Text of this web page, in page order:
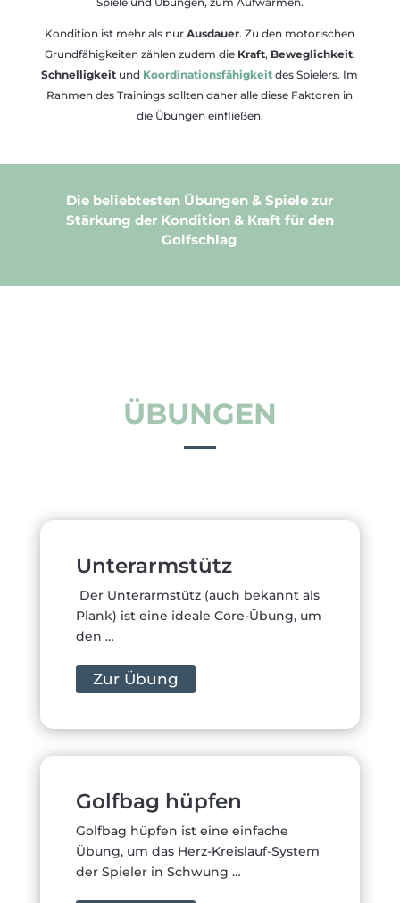
Kondition ist mehr als nurAusdauer. Zu den motorischen
Grundfähigkeiten zählen zudem die Kraft, Beweglichkeit,
Schnelligkeit und Koordinationsfähigkeit des Spielers. Im
Rahmen des Trainings sollten daher alle diese Faktoren in
die Übungen einfließen.
Die beliebtesten Übungen & Spiele zur
Stärkung der Kondition & Kraft für den
Golfschlag
ÜBUNGEN
Unterarmstütz
Der Unterarmstütz (auch bekannt als
Plank) ist eine ideale Core-Übung, um
den …
Zur Übung
Golfbag hüpfen
Golfbag hüpfen ist eine einfache
Übung, um das Herz-Kreislauf-System
der Spieler in Schwung …